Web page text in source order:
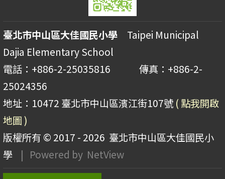
臺北市中山區大佳國民小學 Taipei Municipal
Dajia Elementary School
電話：+886-2-25035816 傳真：+886-2-
25024356
地址：10472 臺北市中山區濱江街107號 ( 點我開啟
地圖 )
版權所有 © 2017 - 2026 臺北市中山區大佳國民小
學
| Powered by NetView